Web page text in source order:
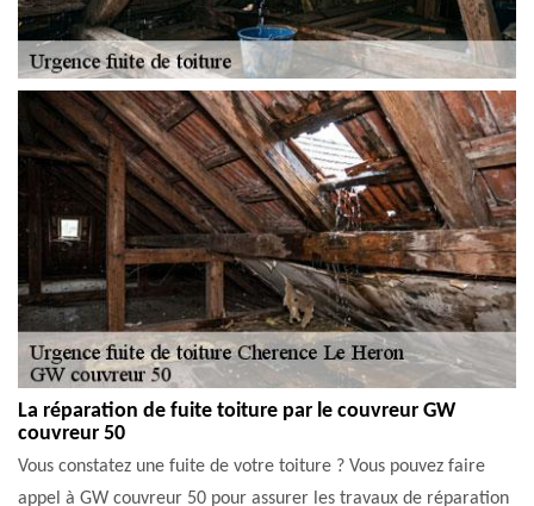
La réparation de fuite toiture par le couvreur GW
couvreur 50
Vous constatez une fuite de votre toiture ? Vous pouvez faire
appel à GW couvreur 50 pour assurer les travaux de réparation